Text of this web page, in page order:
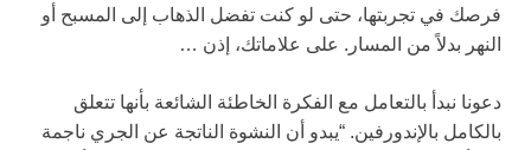
فرصك في تجربتها، حتى لو كنت تفضل الذهاب إلى المسبح أو
النهر بدلاً من المسار. على علاماتك، إذن …
دعونا نبدأ بالتعامل مع الفكرة الخاطئة الشائعة بأنها تتعلق
بالكامل بالإندورفين. “يبدو أن النشوة الناتجة عن الجري ناجمة